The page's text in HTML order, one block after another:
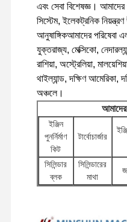
মামলা
পারকিন্স ইঞ্জিন
ইয়ানমার ইঞ্জিন
কুবোটা ইঞ্জিন
ইসুজু ইঞ্জিন
ডিজেল ইঞ্জিন
এবং সেবা বিশেষজ্ঞ। আমাদের
সিস্টেম, ইলেকট্রনিক নিয়ন্ত্রণ
আনুষাঙ্গিকআমাদের পরিষেবা
যুক্তরাজ্য, মেক্সিকো,
রাশিয়া, অস্ট্রেলিয়া,
থাইল্যান্ড, দক্ষিণ
অঞ্চলে।
ইঞ্জিন
পুনর্নির্মাণ
কিট
টার্বোচার্জার
সিলিন্ডার
ব্লক
সিলিন্ডারের
মাথা